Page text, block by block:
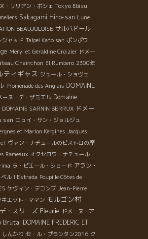
・リリアン・ボシェ Tokyo Ebisu
Sakagami Hino-san Lune
BEAUJOLOISE サルバドール
ジャッド Taipei Kato san ポンポワ
Meryl et Géraldine Croizier ドメー
Chainchon El Rumbero 2300年
ティギャス ジュール・ショヴェ
Promenade des Anglais DOMAINE
ーヌ・デ・ザミエル Domaine
DOMAINE SARNIN BERRUX ドメー
san ニュイ・サン・ジョルジュ
et Marion Kergines Jacques
ヴァン・ナチュールのビストロの歴
Rameaux オクセロワ・ナチュール
ラ・ピエール・ショード アラン・
ル l'Estrada Poupille Côtes de
ケヴィン・デコンブ Jean-Pierre
キエット・ママン モルゴン村
・スリーズ Fleurie ドメーヌ・ア
Brutal DOMAINE FREDERIC ET
しんかわ セ・ル・プランタン2016 ク